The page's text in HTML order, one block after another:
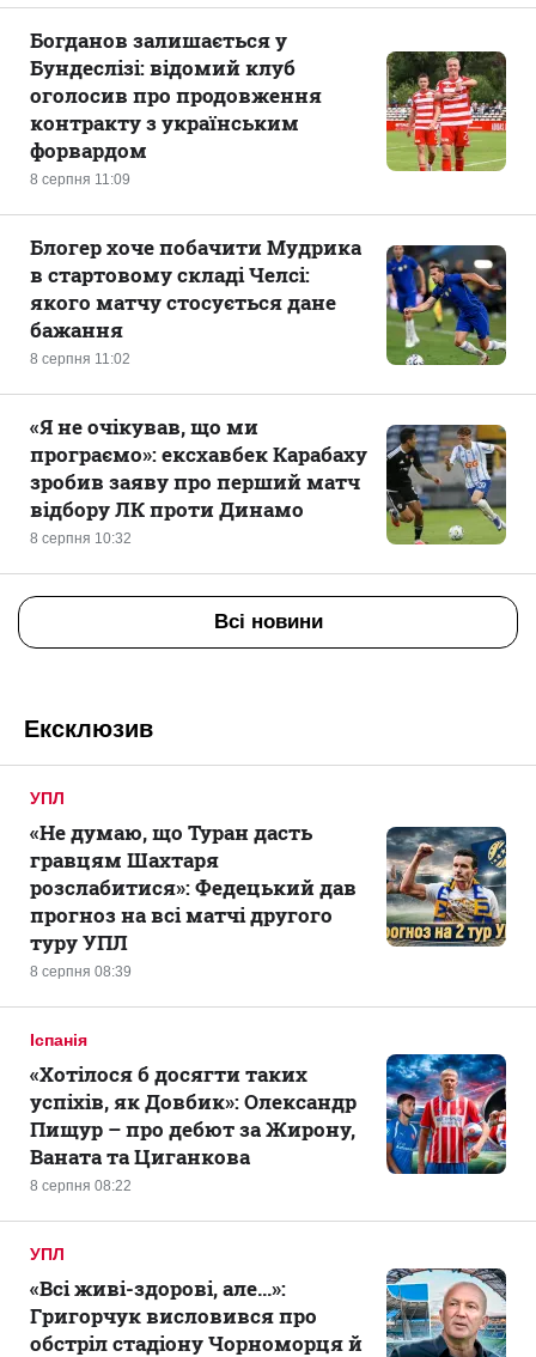
8 серпня 11:09
Богданов залишається у
Бундеслізі: відомий клуб
оголосив про продовження
контракту з українським
форвардом
8 серпня 11:02
Блогер хоче побачити Мудрика
в стартовому складі Челсі:
якого матчу стосується дане
бажання
8 серпня 10:32
«Я не очікував, що ми
програємо»: ексхавбек Карабаху
зробив заяву про перший матч
відбору ЛК проти Динамо
Всі новини
Ексклюзив
УПЛ
8 серпня 08:39
«Не думаю, що Туран дасть
гравцям Шахтаря
розслабитися»: Федецький дав
прогноз на всі матчі другого
туру УПЛ
Іспанія
8 серпня 08:22
«Хотілося б досягти таких
успіхів, як Довбик»: Олександр
Пищур – про дебют за Жирону,
Ваната та Циганкова
УПЛ
«Всі живі-здорові, але...»:
Григорчук висловився про
обстріл стадіону Чорноморця й